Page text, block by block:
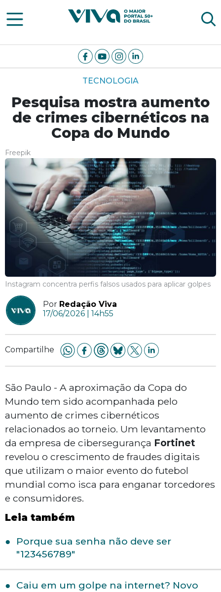
Viva Notícias
TECNOLOGIA
Pesquisa mostra aumento
de crimes cibernéticos na
Copa do Mundo
Freepik
Instagram concentra perfis falsos usados para aplicar golpes
Por Redação Viva
17/06/2026 | 14h55
Compartilhe
São Paulo - A aproximação da Copa do
Mundo tem sido acompanhada pelo
aumento de crimes cibernéticos
relacionados ao torneio. Um levantamento
da empresa de cibersegurança Fortinet
revelou o crescimento de fraudes digitais
que utilizam o maior evento do futebol
mundial como isca para enganar torcedores
e consumidores.
Leia também
Porque sua senha não deve ser
"123456789"
Caiu em um golpe na internet? Novo